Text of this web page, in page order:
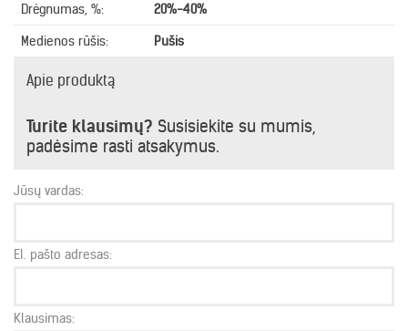
Drėgnumas, %:
20%-40%
Medienos rūšis:
Pušis
Apie produktą
Turite klausimų? Susisiekite su mumis,
padėsime rasti atsakymus.
Jūsų vardas:
El. pašto adresas:
Klausimas: